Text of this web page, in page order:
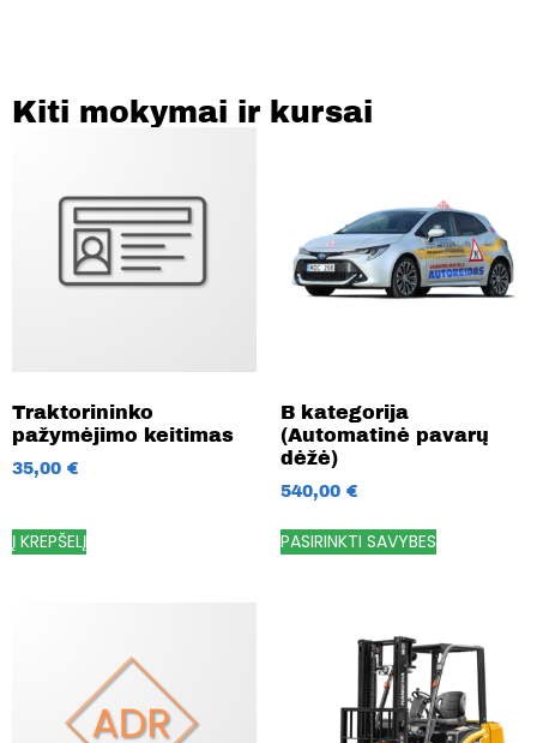
Kiti mokymai ir kursai
Traktorininko
pažymėjimo keitimas
35,00 €
Į KREPŠELĮ
B kategorija
(Automatinė pavarų
dėžė)
540,00 €
PASIRINKTI SAVYBES